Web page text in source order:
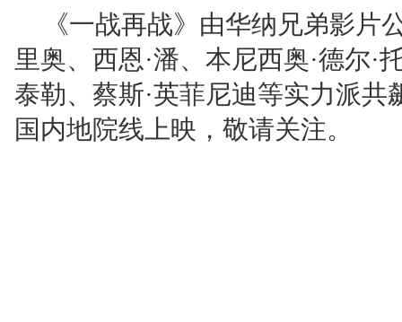
《一战再战》由华纳兄弟影片
里奥、西恩·潘、本尼西奥·德尔·
泰勒、蔡斯·英菲尼迪等实力派
国内地院线上映，敬请关注。